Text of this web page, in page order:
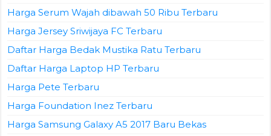
Harga Serum Wajah dibawah 50 Ribu Terbaru
Harga Jersey Sriwijaya FC Terbaru
Daftar Harga Bedak Mustika Ratu Terbaru
Daftar Harga Laptop HP Terbaru
Harga Pete Terbaru
Harga Foundation Inez Terbaru
Harga Samsung Galaxy A5 2017 Baru Bekas